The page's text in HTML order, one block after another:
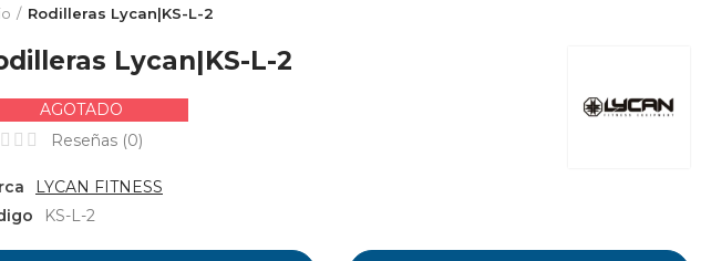
Rodilleras Lycan|KS-L-2
Lycan|KS-L-2
AGOTADO
Reseñas (0)
LYCAN FITNESS
KS-L-2